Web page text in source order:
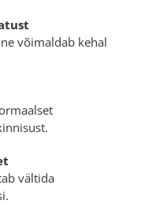
võimaldab kehal
vältida